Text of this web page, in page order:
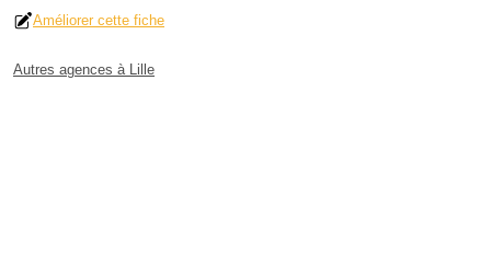
Améliorer cette fiche
Autres agences à Lille